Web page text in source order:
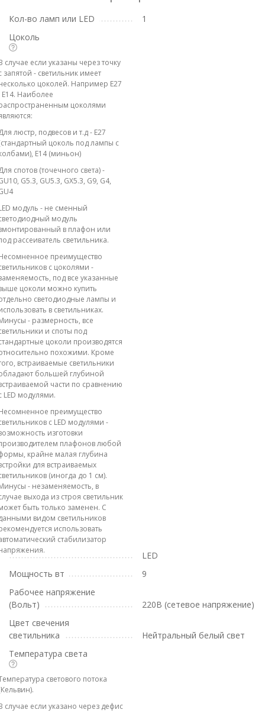
Кол-во ламп или LED
1
Цоколь
случае если указаны через точку
запятой - светильник имеет
цоколей. Например E27
E14. Наиболее
цоколями
люстр, подвесов и т.д - E27
цоколь под лампы с
E14 (миньон)
спотов (точечного света) -
G5.3, GU5.3, GX5.3, G9, G4,
модуль - не сменный
модуль
в плафон или
рассеиватель светильника.
преимущество
с цоколями -
под все указанные
цоколи можно купить
светодиодные лампы и
в светильниках.
- размерность, все
и споты под
цоколи производятся
похожими. Кроме
встраиваемые светильники
большей глубиной
части по сравнению
LED модулями.
преимущество
с LED модулями -
изготовки
плафонов любой
крайне малая глубина
для встраиваемых
(иногда до 1 см).
- незаменяемость, в
выхода из строя светильник
быть только заменен. С
видом светильников
использовать
стабилизатор
LED
Мощность вт
9
Рабочее напряжение
(Вольт)
220В (сетевое напряжение)
Цвет свечения
светильника
Нейтральный белый свет
Температура света
светового потока
случае если указано через дефис